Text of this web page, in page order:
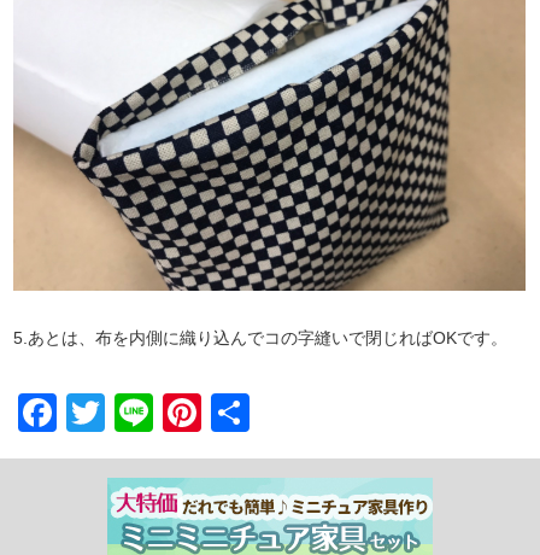
5.あとは、布を内側に織り込んでコの字縫いで閉じればOKです。
Facebook
Twitter
LinePinterest
有